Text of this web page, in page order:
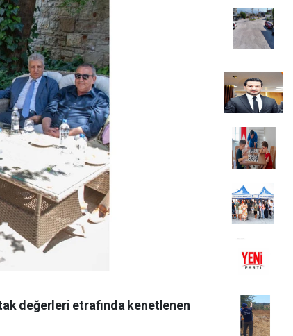
değerleri etrafında kenetlenen